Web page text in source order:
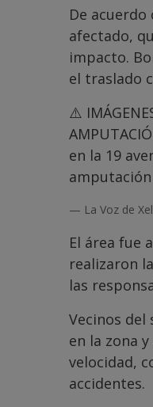
De
afectado,
impacto.
el traslado
⚠️
en la 19
— La Voz de
El área fue
realizaron
las
Vecinos
en la zona
velocidad,
accidentes.